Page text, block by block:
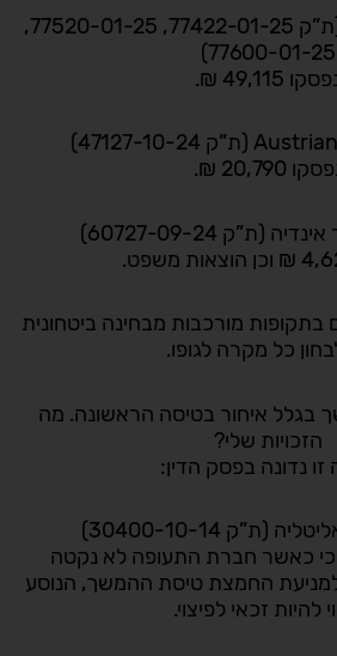
מימון ואח’ נ’ SWISS (ת”ק 77422-01-25, 77520-01-25,
77600-01-25)
49,115 ₪.
20,790 ₪.
(ת”ק 60727-09-24)
מורכבות מבחינה ביטחונית
כל מקרה לגופו.
בגלל איחור בטיסה הראשונה. מה
הזכויות שלי?
זו נדונה בפסק הדין:
(ת”ק 30400-10-14)
כאשר חברת התעופה לא נקטה
החמצת טיסת ההמשך, הנוסע
להיות זכאי לפיצוי.